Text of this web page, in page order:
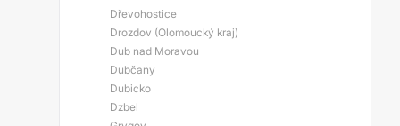
Dřevohostice
Drozdov (Olomoucký kraj)
Dub nad Moravou
Dubčany
Dubicko
Dzbel